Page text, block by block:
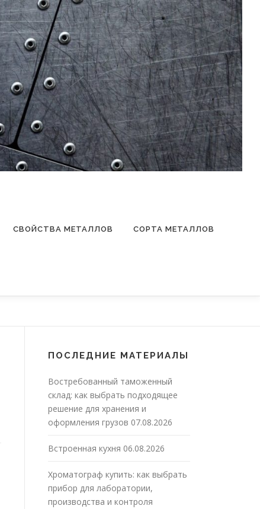
СВОЙСТВА МЕТАЛЛОВ СОРТА МЕТАЛЛОВ
ПОСЛЕДНИЕ МАТЕРИАЛЫ
Востребованный таможенный
склад: как выбрать подходящее
решение для хранения и
оформления грузов 07.08.2026
Встроенная кухня 06.08.2026
Хроматограф купить: как выбрать
прибор для лаборатории,
производства и контроля